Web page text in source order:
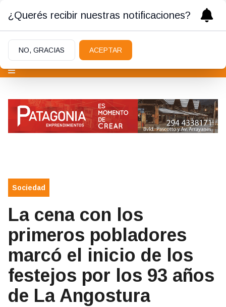
Sociedad
La cena con los
primeros pobladores
marcó el inicio de los
festejos por los 93 años
de La Angostura
¿Querés recibir nuestras notificaciones?
NO, GRACIAS ACEPTAR